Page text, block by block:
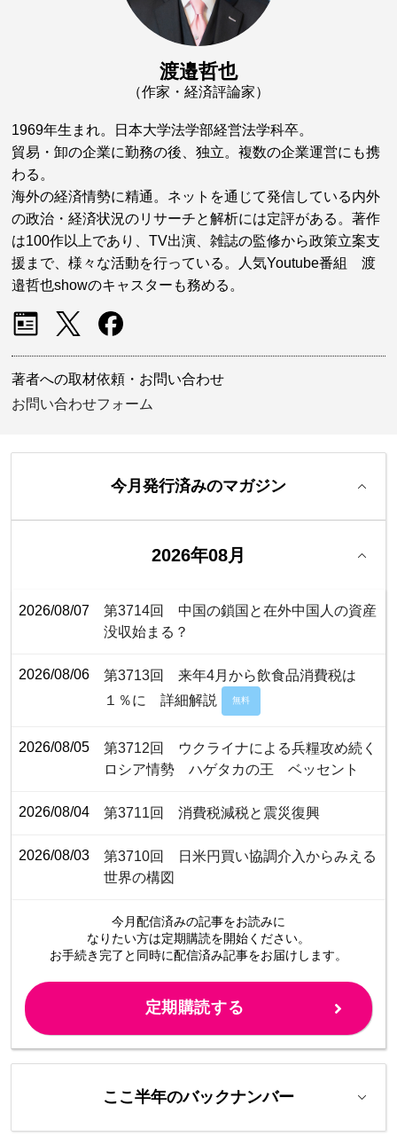
渡邉哲也
（作家・経済評論家）
1969年生まれ。日本大学法学部経営法学科卒。
貿易・卸の企業に勤務の後、独立。複数の企業運営にも携
わる。
海外の経済情勢に精通。ネットを通じて発信している内外
の政治・経済状況のリサーチと解析には定評がある。著作
は100作以上であり、TV出演、雑誌の監修から政策立案支
援まで、様々な活動を行っている。人気Youtube番組 渡
邉哲也showのキャスターも務める。
著者への取材依頼・お問い合わせ
お問い合わせフォーム
今月発行済みのマガジン
2026年08月
2026/08/07
第3714回 中国の鎖国と在外中国人の資産
没収始まる？
2026/08/06
第3713回 来年4月から飲食品消費税は
１％に 詳細解説
無料
2026/08/05
第3712回 ウクライナによる兵糧攻め続く
ロシア情勢 ハゲタカの王 ベッセント
2026/08/04 第3711回 消費税減税と震災復興
2026/08/03
第3710回 日米円買い協調介入からみえる
世界の構図
今月配信済みの記事をお読みに
なりたい方は定期購読を開始ください。
お手続き完了と同時に配信済み記事をお届けします。
定期購読する
ここ半年のバックナンバー